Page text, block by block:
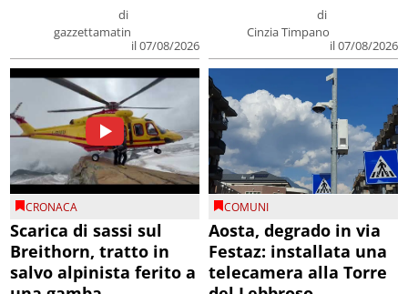
di
gazzettamatin
il 07/08/2026
di
Cinzia Timpano
il 07/08/2026
CRONACA
Scarica di sassi sul
Breithorn, tratto in
salvo alpinista ferito a
COMUNI
Aosta, degrado in via
Festaz: installata una
telecamera alla Torre